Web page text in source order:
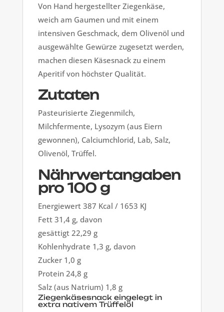
Von Hand hergestellter Ziegenkäse,
weich am Gaumen und mit einem
intensiven Geschmack, dem Olivenöl und
ausgewählte Gewürze zugesetzt werden,
machen diesen Käsesnack zu einem
Aperitif von höchster Qualität.
Zutaten
Pasteurisierte Ziegenmilch,
Milchfermente, Lysozym (aus Eiern
gewonnen), Calciumchlorid, Lab, Salz,
Olivenöl, Trüffel.
Nährwertangaben
pro 100 g
Energiewert 387 Kcal / 1653 KJ
Fett 31,4 g, davon
gesättigt 22,29 g
Kohlenhydrate 1,3 g, davon
Zucker 1,0 g
Protein 24,8 g
Salz (aus Natrium) 1,8 g
Ziegenkäsesnack eingelegt in
extra nativem Trüffelöl